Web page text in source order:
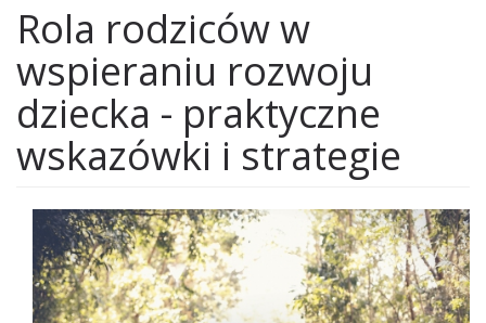
Rola rodziców w
wspieraniu rozwoju
dziecka - praktyczne
wskazówki i strategie